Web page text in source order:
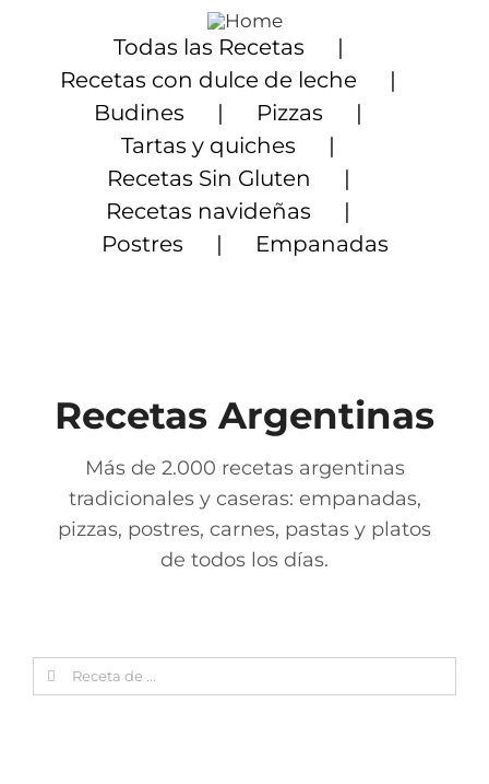
contenido
Todas las Recetas
Recetas con dulce de leche
Budines
Pizzas
Tartas y quiches
Recetas Sin Gluten
Recetas navideñas
Postres
Empanadas
Recetas Argentinas
Más de 2.000 recetas argentinas
tradicionales y caseras: empanadas,
pizzas, postres, carnes, pastas y platos
de todos los días.
Search
for: